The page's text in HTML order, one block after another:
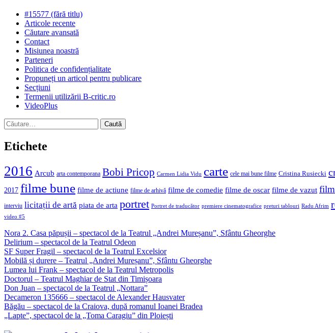
#15577 (fără titlu)
Articole recente
Căutare avansată
Contact
Misiunea noastră
Parteneri
Politica de confidențialitate
Propuneți un articol pentru publicare
Secțiuni
Termenii utilizării B-critic.ro
VideoPlus
Caută
după:
Etichete
2016 Arcub arta contemporana Bobi Pricop Carmen Lidia Vidu carte cele mai bune filme Cristina Rusiecki
2017 filme bune filme de actiune filme de arhivă filme de comedie filme de oscar filme de vazut
interviu licitații de artă piata de arta portret Portret de traducător premiere cinematografice preturi tablouri Radu Afrim
video #5
Nora 2. Casa păpușii – spectacol de la Teatrul „Andrei Mureșanu”, Sfântu Gheorghe
Delirium – spectacol de la Teatrul Odeon
SF Super Fragil – spectacol de la Teatrul Excelsior
Mobilă și durere – Teatrul „Andrei Mureșanu”, Sfântu Gheorghe
Lumea lui Frank – spectacol de la Teatrul Metropolis
Doctorul – Teatrul Maghiar de Stat din Timișoara
Don Juan – spectacol de la Teatrul „Nottara”
Decameron 135666 – spectacol de Alexander Hausvater
Băgău – spectacol de la Craiova, după romanul Ioanei Bradea
„Lapte”, spectacol de la „Toma Caragiu” din Ploiești